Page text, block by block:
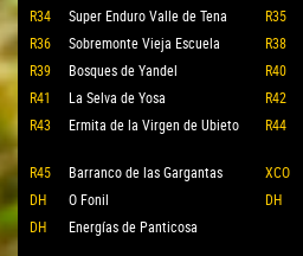
R34
Super Enduro Valle de Tena R35
R36
Sobremonte Vieja Escuela R38
R39
Bosques de Yandel R40
R41
La Selva de Yosa R42
R43
Ermita de la Virgen de Ubieto R44
R45 Barranco de las Gargantas XCO
DH
O Fonil DH
DH
Energías de Panticosa